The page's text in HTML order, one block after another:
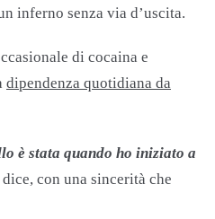
inferno senza via d’uscita.
di cocaina e
dipendenza quotidiana da
è stata quando ho iniziato a
dice, con una sincerità che